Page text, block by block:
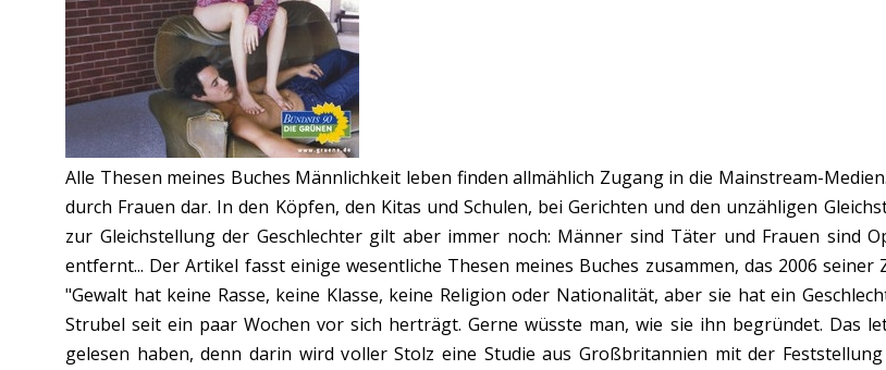
Alle Thesen meines Buches Männlichkeit leben finden allmählich Zugang in die Mainstream-
durch Frauen dar. In den Köpfen, den Kitas und Schulen, bei Gerichten und den unzähligen
zur Gleichstellung der Geschlechter gilt aber immer noch: Männer sind Täter und Frauen sind
entfernt... Der Artikel fasst einige wesentliche Thesen meines Buches zusammen, das 2006
"Gewalt hat keine Rasse, keine Klasse, keine Religion oder Nationalität, aber sie hat ein
Strubel seit ein paar Wochen vor sich herträgt. Gerne wüsste man, wie sie ihn begründet. Das
gelesen haben, denn darin wird voller Stolz eine Studie aus Großbritannien mit der